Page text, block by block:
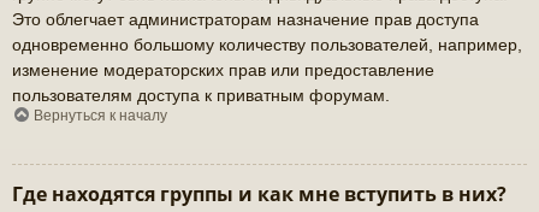
Это облегчает администраторам назначение прав доступа
одновременно большому количеству пользователей, например,
изменение модераторских прав или предоставление
пользователям доступа к приватным форумам.
Вернуться к началу
Где находятся группы и как мне вступить в них?